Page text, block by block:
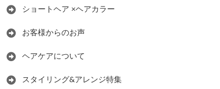
ショートヘア ×ヘアカラー
お客様からのお声
ヘアケアについて
スタイリング&アレンジ特集